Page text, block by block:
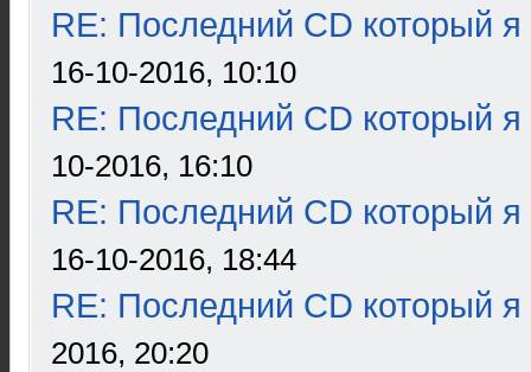
RE: Последний CD который я
16-10-2016, 10:10
RE: Последний CD который я
10-2016, 16:10
RE: Последний CD который я
16-10-2016, 18:44
RE: Последний CD который я
2016, 20:20